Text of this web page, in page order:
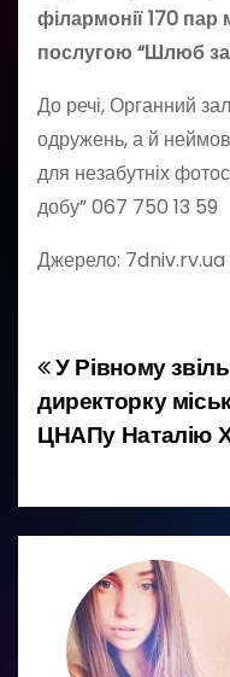
філармонії 170
послугою “Шлюб за
До речі, Органний
одружень, а й
для незабутніх
добу” 067 750 13 59
Джерело: 7dniv.rv.ua
Н
а
і
У Рівному
директорку
ЦНАПу Наталію